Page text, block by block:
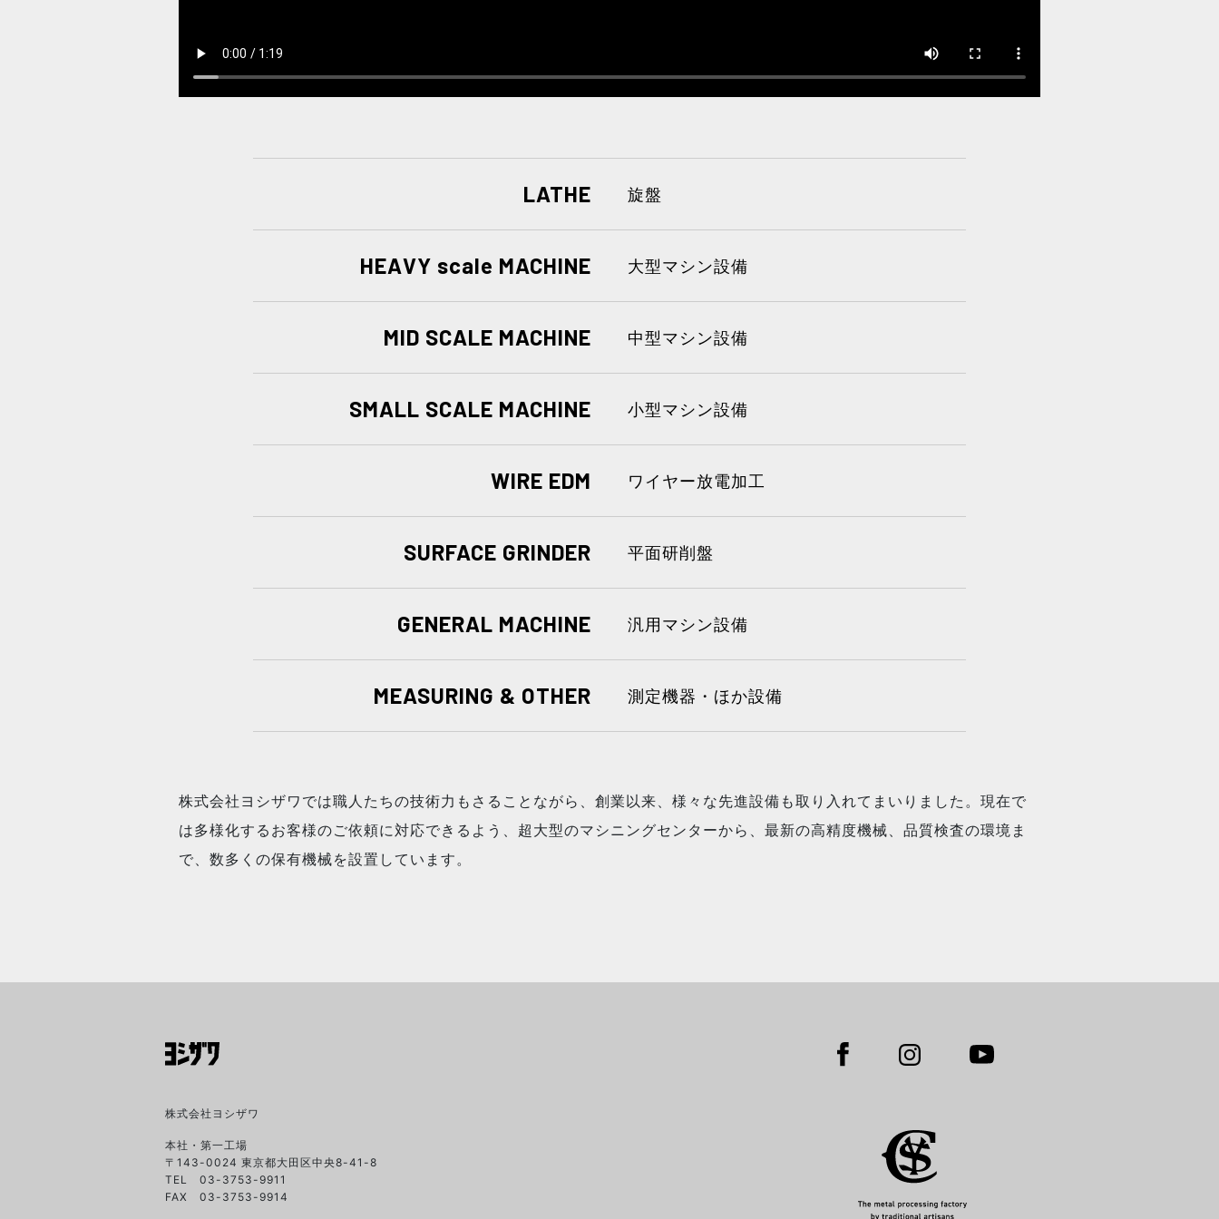
LATHE 旋盤
HEAVY scale MACHINE 大型マシン設備
MID SCALE MACHINE 中型マシン設備
SMALL SCALE MACHINE 小型マシン設備
WIRE EDM ワイヤー放電加工
SURFACE GRINDER 平面研削盤
GENERAL MACHINE 汎用マシン設備
MEASURING & OTHER 測定機器・ほか設備
株式会社ヨシザワでは職人たちの技術力もさることながら、創業以来、様々な先進設備も取り入れてまいりました。現在で
は多様化するお客様のご依頼に対応できるよう、超大型のマシニングセンターから、最新の高精度機械、品質検査の環境ま
で、数多くの保有機械を設置しています。
株式会社ヨシザワ
本社・第一工場
〒143-0024 東京都大田区中央8-41-8
TEL 03-3753-9911
FAX 03-3753-9914